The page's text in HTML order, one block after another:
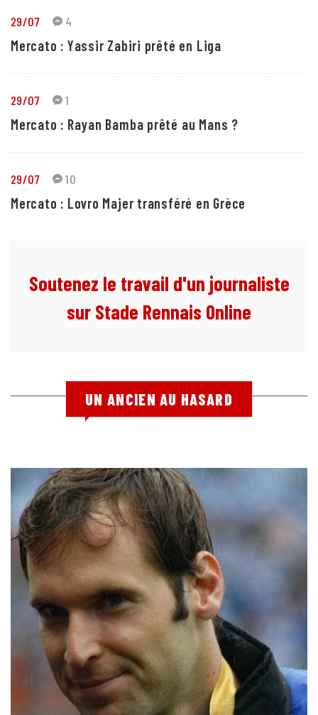
29/07 4
Mercato : Yassir Zabiri prêté en Liga
29/07 1
Mercato : Rayan Bamba prêté au Mans ?
29/07 10
Mercato : Lovro Majer transféré en Grèce
Soutenez le travail d'un journaliste
sur Stade Rennais Online
UN ANCIEN AU HASARD